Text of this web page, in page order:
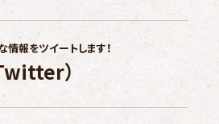
）
情報をツイートします！